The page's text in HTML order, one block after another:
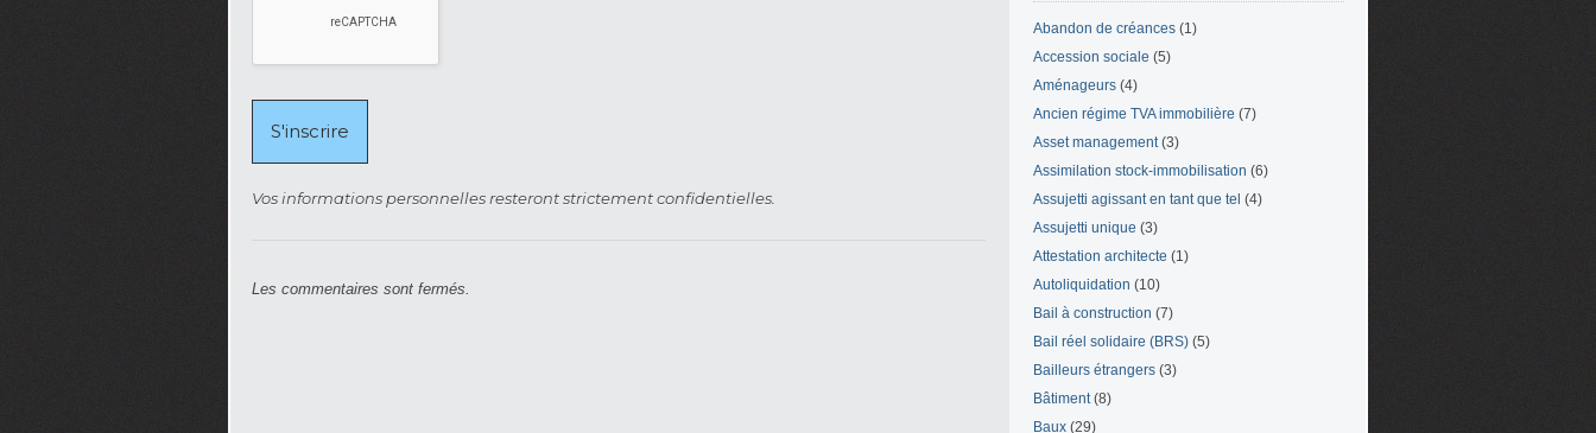
Vos informations personnelles resteront strictement confidentielles.
Les commentaires sont fermés.
Abandon de créances (1)
Accession sociale (5)
Aménageurs (4)
Ancien régime TVA immobilière (7)
Asset management(3)
Assimilation stock-immobilisation (6)
Assujetti agissant en tant que tel (4)
Assujetti unique (3)
Attestation architecte (1)
Autoliquidation (10)
Bail à construction (7)
Bail réel solidaire (BRS) (5)
Bailleurs étrangers (3)
Bâtiment(8)
Baux (29)